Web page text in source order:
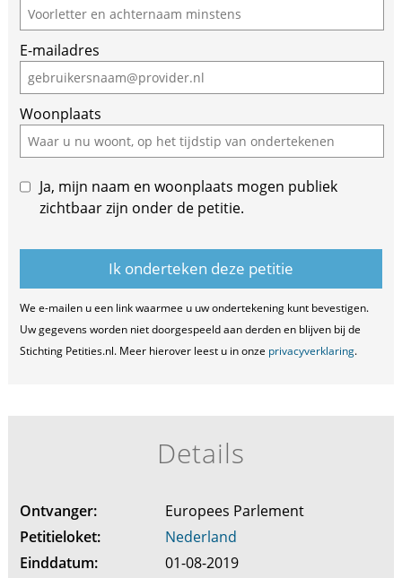
E-mailadres
Woonplaats
Ja, mijn naam en woonplaats mogen publiek
zichtbaar zijn onder de petitie.
We e-mailen u een link waarmee u uw ondertekening kunt bevestigen.
Uw gegevens worden niet doorgespeeld aan derden en blijven bij de
Stichting Petities.nl. Meer hierover leest u in onze privacyverklaring.
Details
Ontvanger:
Europees Parlement
Petitieloket:
Nederland
Einddatum:
01-08-2019